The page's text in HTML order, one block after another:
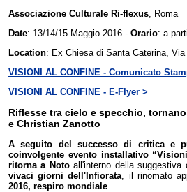
Associazione Culturale Ri-flexus, Roma
Date: 13/14/15 Maggio 2016 - Orario: a
Location: Ex Chiesa di Santa Caterina,
VISIONI AL CONFINE - Comunicato
VISIONI AL CONFINE - E-Flyer >
Riflesse tra cielo e specchio,
e Christian Zanotto
A seguito del successo di critica e
coinvolgente evento installativo
ritorna a Notoall'interno della suggestiva
vivaci giorni dell'Infiorata, il rinomato
2016, respiro mondiale.